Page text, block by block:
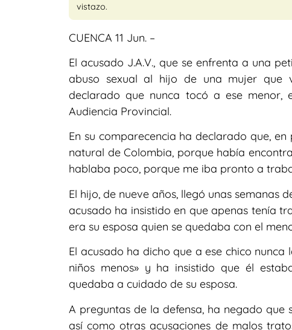
vistazo.
CUENCA 11 Jun. –
El acusado J.A.V., que se enfrenta a una
abuso sexual al hijo de una mujer que
declarado que nunca tocó a ese
Audiencia Provincial.
En su comparecencia ha declarado que,
natural de Colombia, porque había
hablaba poco, porque me iba pronto a
El hijo, de nueve años, llegó unas semanas
acusado ha insistido en que apenas tenía
era su esposa quien se quedaba con el
El acusado ha dicho que a ese chico
niños menos» y ha insistido que él
quedaba a cuidado de su esposa.
A preguntas de la defensa, ha negado
así como otras acusaciones de malos